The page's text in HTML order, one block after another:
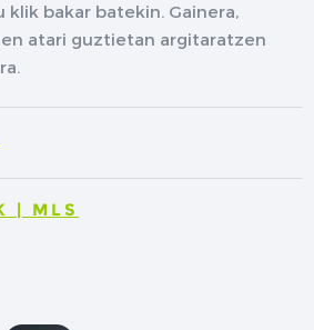
bakar batekin. Gainera,
atari guztietan argitaratzen
| MLS